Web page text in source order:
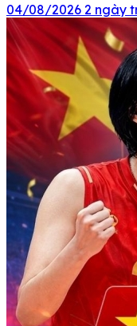
04/08/2026 2 ngày